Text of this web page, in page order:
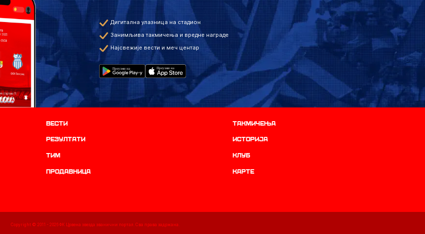
Дигитална улазница на стадион
Занимљива такмичења и вредне награде
Најсвежије вести и меч центар
Вести Такмичења
резултати историја
ТИМ Клуб
продавница Карте
Copyright © 2011 - 2026ФК Црвена звезда званични портал. Сва права задржана.